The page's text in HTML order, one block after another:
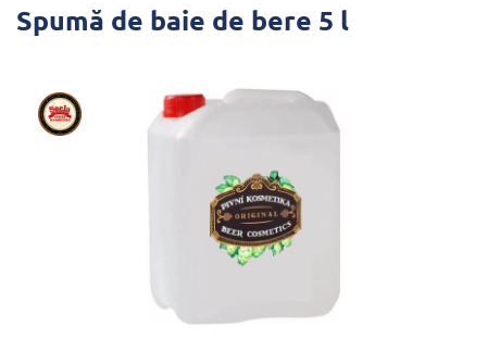
Spumă de baie de bere 5 l